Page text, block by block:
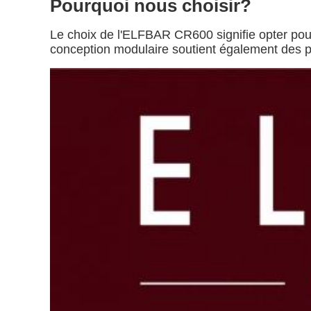
Pourquoi nous choisir?
Le choix de l'ELFBAR CR600 signifie opter
conception modulaire soutient également des